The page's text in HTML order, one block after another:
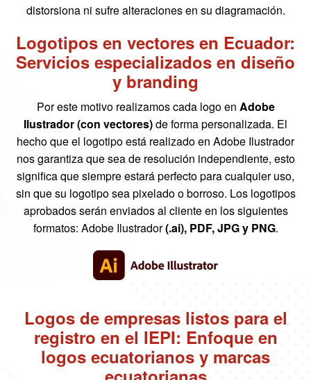
distorsiona ni sufre alteraciones en su diagramación.
Logotipos en vectores en Ecuador:
Servicios especializados en diseño
y branding
Por este motivo realizamos cada logo en Adobe
Ilustrador (con vectores)de forma personalizada. El
hecho que el logotipo está realizado en Adobe Ilustrador
nos garantiza que sea de resolución independiente, esto
significa que siempre estará perfecto para cualquier uso,
sin que su logotipo sea pixelado o borroso. Los logotipos
aprobados serán enviados al cliente en los siguientes
formatos: Adobe Ilustrador(.ai), PDF, JPG y PNG.
Logos de empresas listos para el
registro en el IEPI: Enfoque en
logos ecuatorianos y marcas